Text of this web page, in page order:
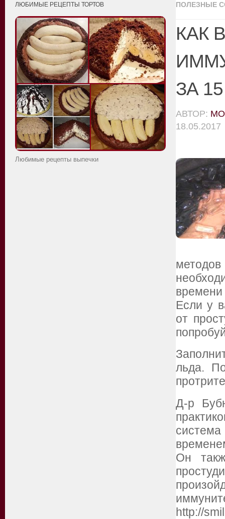
ПОЛЕЗНЫЕ
КАК
ЗА
АВТОР:
18.05.2017
времени
Если у
от
льда.
Д-р
Он
http://
ЛЮБИМЫЕ РЕЦЕПТЫ ТОРТОВ
Любимые рецепты выпечки